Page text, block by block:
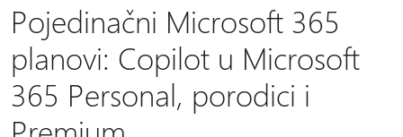
Pojedinačni Microsoft 365
planovi: Copilot u Microsoft
365 Personal, porodici i